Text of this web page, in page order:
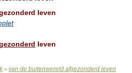
leven
leven
> van de buitenwereld afgezonderd leven